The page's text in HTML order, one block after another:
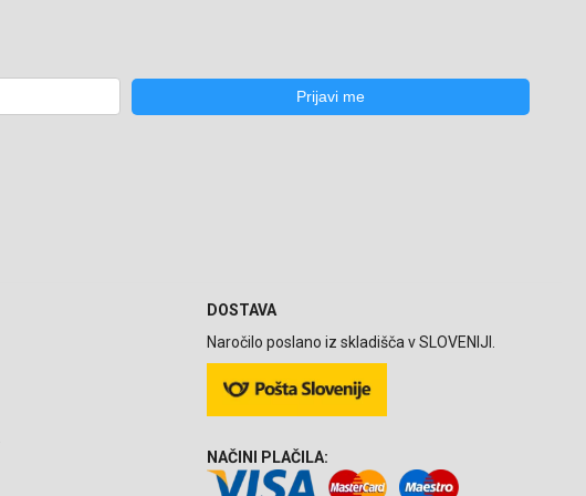
DOSTAVA
Naročilo poslano iz skladišča v SLOVENIJI.
NAČINI PLAČILA: